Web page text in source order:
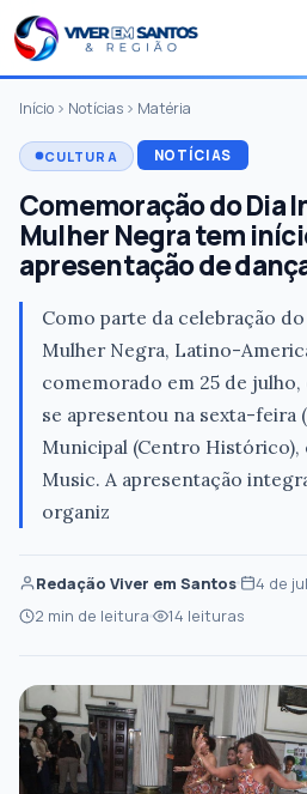
Início Notícias Matéria
CULTURA NOTÍCIAS
Comemoração do Dia
Mulher Negra tem
apresentação de
Como parte da celebração
Mulher Negra, Latino-
comemorado em 25 de
se apresentou na sexta-feira
Municipal (Centro Histórico),
Music. A apresentação
organiz
Redação Viver em Santos
4 de
2 min de leitura
14 leituras